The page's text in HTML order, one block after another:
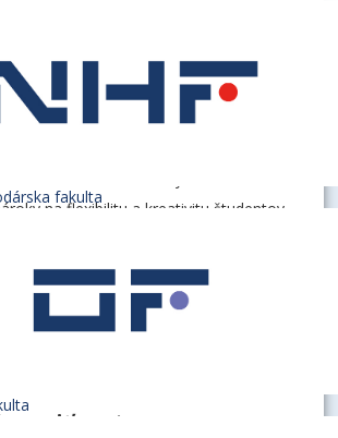
fakulta
a profesionálneho dozrievania. Za
sa ukrývajú roky vytrvalosti, práce,
i sebaprekonávania. Tento úspech patrí
ktorí vás počas štúdia podporovali.
pôsobenia ste prešli náročným
– svet sa menil, výučba sa
na flexibilitu a kreativitu študentov
Preukázali ste zodpovednosť,
chuť posúvať hranice a ochotu tvoriť
kvality dnes spoločnosť potrebuje viac
svet